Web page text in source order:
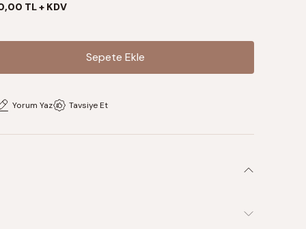
TL + KDV
Sepete Ekle
Sepete Ekle
Yorum Yaz Tavsiye Et